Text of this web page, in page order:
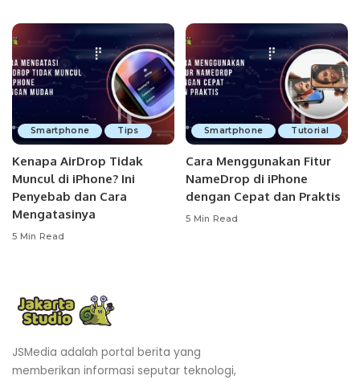
Smartphone Tips
Kenapa AirDrop Tidak
Muncul di iPhone? Ini
Penyebab dan Cara
Mengatasinya
5 Min Read
Smartphone Tutorial
Cara Menggunakan Fitur
NameDrop di iPhone
dengan Cepat dan Praktis
5 Min Read
JSMedia adalah portal berita yang
memberikan informasi seputar teknologi,